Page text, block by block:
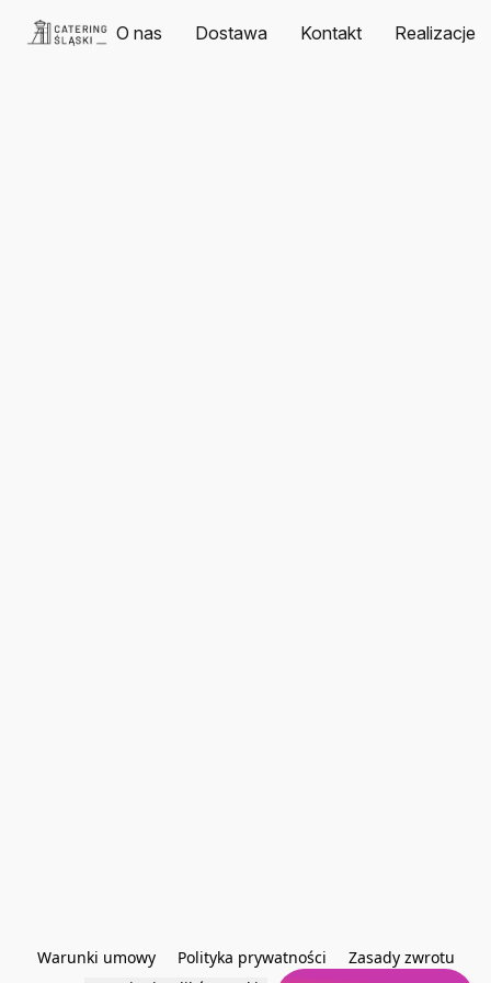
O nas Dostawa Kontakt Realizacje
Warunki umowy Polityka prywatności
Zasady zwrotu